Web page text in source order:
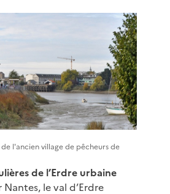
l'ancien village de pêcheurs de
de l’Erdre urbaine
le val d’Erdre